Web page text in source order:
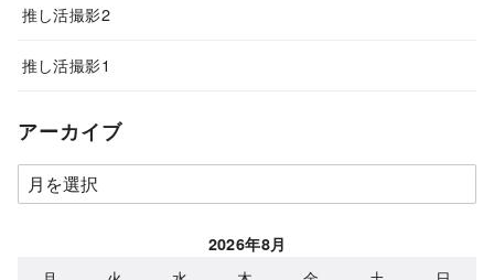
推し活撮影2
推し活撮影1
アーカイブ
ア
ー
2026年8月